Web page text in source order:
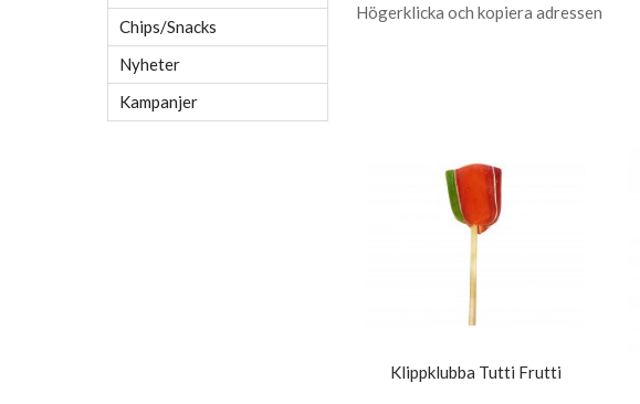
Chips/Snacks
Nyheter
Kampanjer
Högerklicka och kopiera adressen
Klippklubba Tutti Frutti